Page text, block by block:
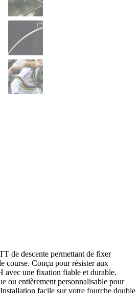
de descente permettant de fixer
course. Conçu pour résister aux
avec une fixation fiable et durable.
ou entièrement personnalisable pour
facile sur votre fourche double